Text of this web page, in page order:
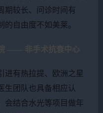
期较长、问诊时间有
的自由度不如美莱。
—— 非手术抗衰中心
进有热拉提、欧洲之星
生团队也具备相应认
会结合水光等项目做年